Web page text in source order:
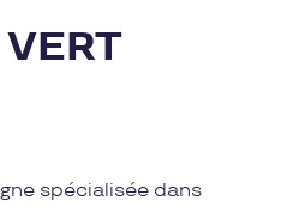
spécialisée dans